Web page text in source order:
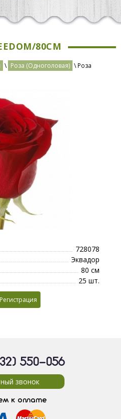
80СМ
\ Роза (Одноголовая) \ Роза
728078
Эквадор
80 см
25 шт.
550-056
звонок
к оплате